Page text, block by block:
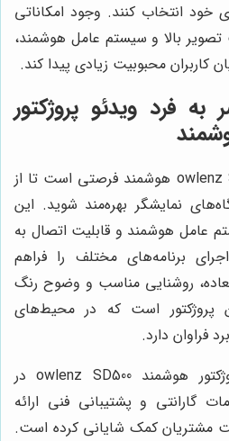
خود انتخاب کنند. وجود امکاناتی
بالا و سیستم عامل هوشمند،
کاربران محبوبیت زیادی پیدا کند.
فرد ویدئو پروژکتور
خرید ویدئو پروژکتور owlenz SD500 هوشمند فرصتی است تا از
نمایشگر بهره‌مند شوید. این
عامل هوشمند و قابلیت اتصال به
برنامه‌های مختلف را فراهم
روشنایی مناسب و وضوح رنگ
پروژکتور است که در محیط‌های
فراوان دارد.
همچنین، خرید ویدئو پروژکتور هوشمند owlenz SD500 در
گارانتی و پشتیبانی فنی ارائه
مشتریان کمک شایانی کرده است.